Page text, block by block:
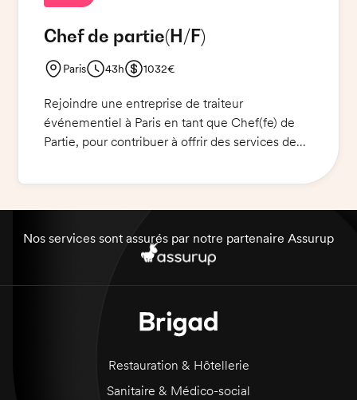
Chef de partie(H/F)
Paris 43h 1032€
Rejoindre une entreprise de traiteur
événementiel à Paris en tant que Chef(fe) de
Partie, pour contribuer à offrir des services de
Vous serez en charge de l'organisation et de la
respectant les normes d'hygiène et de sécurité
alimentaire. Votre sens de l'organisation, votre
travailler seul et sous pression, et être à l'écoute
des demandes des clients.
Nos services sont assurés par notre partenaire Assurup
Restauration & Hôtellerie
Sanitaire & Médico-social